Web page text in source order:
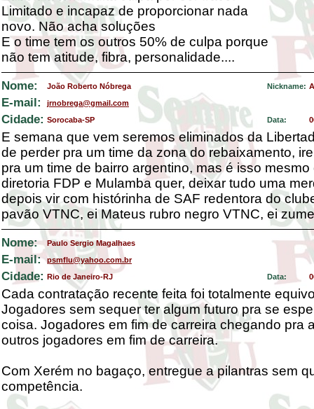
Limitado e incapaz de proporcionar nada
novo. Não acha soluções
E o time tem os outros 50% de culpa porque
não tem atitude, fibra, personalidade....
Nome: João Roberto Nóbrega Nickname:
E-mail: jrnobrega@gmail.com
Cidade: Sorocaba-SP Data:
E semana que vem seremos eliminados da
de perder pra um time da zona do rebaixamento,
pra um time de bairro argentino, mas é isso
diretoria FDP e Mulamba quer, deixar tudo uma
depois vir com histórinha de SAF redentora do
pavão VTNC, ei Mateus rubro negro VTNC, ei
Nome: Paulo Sergio Magalhaes
E-mail: psmflu@yahoo.com.br
Cidade: Rio de Janeiro-RJ Data:
Cada contratação recente feita foi totalmente
Jogadores sem sequer ter algum futuro pra se
coisa. Jogadores em fim de carreira chegando pra
outros jogadores em fim de carreira.
Com Xerém no bagaço, entregue a pilantras sem
competência.